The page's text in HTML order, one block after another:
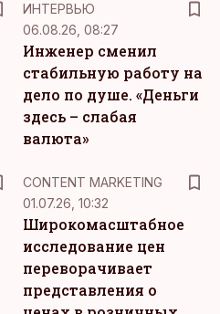
ИНТЕРВЬЮ
06.08.26, 08:27
Инженер сменил
стабильную работу на
дело по душе. «Деньги
здесь – слабая
валюта»
CONTENT MARKETING
01.07.26, 10:32
Широкомасштабное
исследование цен
переворачивает
представления о